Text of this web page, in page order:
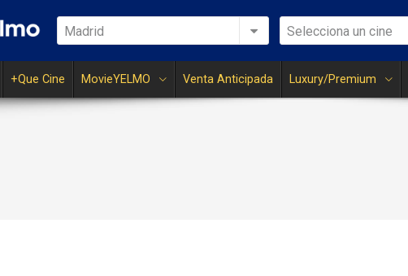
Madrid Selecciona un cine
+Que Cine MovieYELMO Venta Anticipada Luxury/Premium